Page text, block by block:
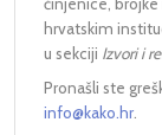
činjenice,
hrvatskim
u sekciji Izvori i
Pronašli ste
info@kako.hr.